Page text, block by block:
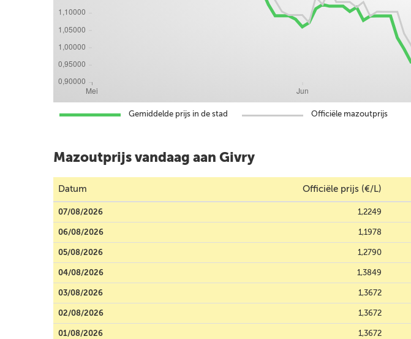
Gemiddelde prijs in de stad Officiële mazoutprijs
Mazoutprijs vandaag aan Givry
Datum Officiële prijs (€/L)
07/08/2026 1,2249
06/08/2026 1,1978
05/08/2026 1,2790
04/08/2026 1,3849
03/08/2026 1,3672
02/08/2026 1,3672
01/08/2026 1,3672